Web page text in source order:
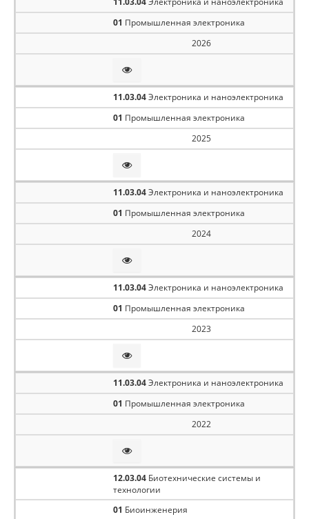
01 Промышленная электроника
2026
11.03.04Электроника и наноэлектроника
01 Промышленная электроника
2025
11.03.04Электроника и наноэлектроника
01 Промышленная электроника
2024
11.03.04Электроника и наноэлектроника
01 Промышленная электроника
2023
11.03.04Электроника и наноэлектроника
01 Промышленная электроника
2022
12.03.04 Биотехнические системы и
технологии
01 Биоинженерия